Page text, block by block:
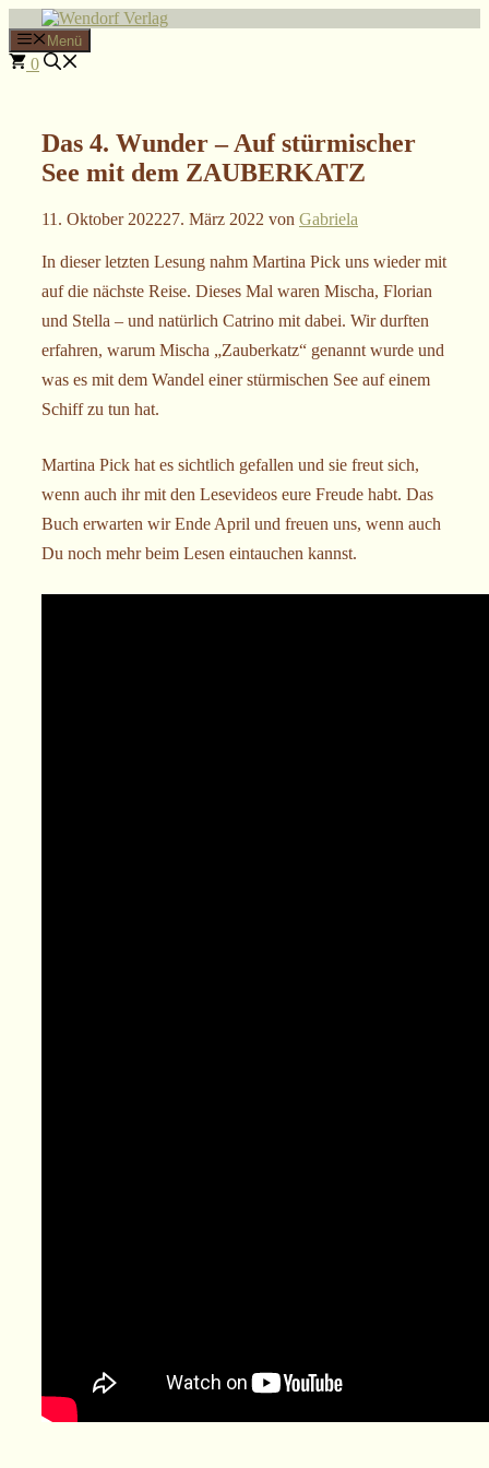
Inhalt
springen
Menü
0
Das 4. Wunder – Auf stürmischer
See mit dem ZAUBERKATZ
11. Oktober 202227. März 2022 von Gabriela
In dieser letzten Lesung nahm Martina Pick uns wieder mit
auf die nächste Reise. Dieses Mal waren Mischa, Florian
und Stella – und natürlich Catrino mit dabei. Wir durften
erfahren, warum Mischa „Zauberkatz“ genannt wurde und
was es mit dem Wandel einer stürmischen See auf einem
Schiff zu tun hat.
Martina Pick hat es sichtlich gefallen und sie freut sich,
wenn auch ihr mit den Lesevideos eure Freude habt. Das
Buch erwarten wir Ende April und freuen uns, wenn auch
Du noch mehr beim Lesen eintauchen kannst.